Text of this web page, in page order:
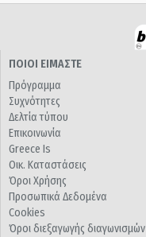
ΠΟΙΟΙ ΕΙΜΑΣΤΕ
Πρόγραμμα
Συχνότητες
Δελτία τύπου
Επικοινωνία
Greece Is
Οικ. Καταστάσεις
Όροι Χρήσης
Προσωπικά Δεδομένα
Cookies
Όροι διεξαγωγής διαγωνισμών